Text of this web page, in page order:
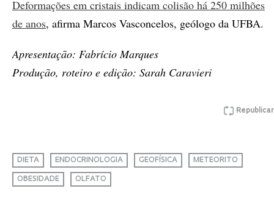
Deformações em cristais indicam colisão há 250 milhões
de anos, afirma Marcos Vasconcelos, geólogo da UFBA.
Apresentação: Fabrício Marques
Produção, roteiro e edição: Sarah Caravieri
Republicar
DIETA ENDOCRINOLOGIA GEOFÍSICA METEORITO
OBESIDADE OLFATO